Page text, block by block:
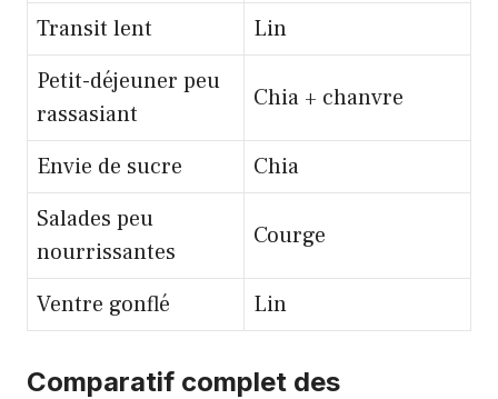
Transit lent
Lin
Petit-déjeuner peu
rassasiant
Chia + chanvre
Envie de sucre
Chia
Salades peu
nourrissantes
Courge
Ventre gonflé Lin
Comparatif complet des